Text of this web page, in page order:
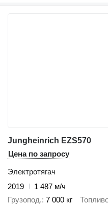
Jungheinrich EZS570
Цена по запросу
Электротягач
2019
1 487 м/ч
Грузопод. 7 000 кг